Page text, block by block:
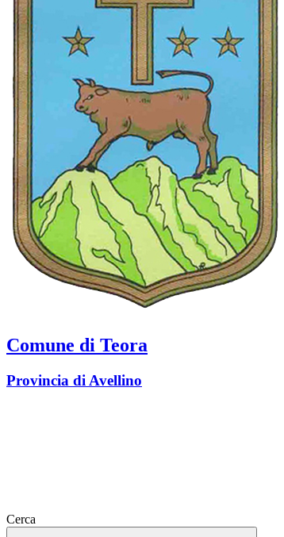
Comune di Teora
Provincia di Avellino
Cerca